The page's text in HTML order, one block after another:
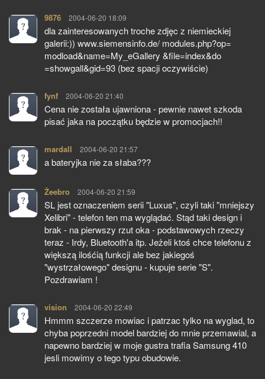
9876 pisze:
2004-06-20 18:09
dla zainteresowanych troche zdjęc z niemieckiej
galerii:)) www.siemensinfo.de/ modules.php?op=
modload&name=My_eGallery &file=index&do
=showgall&gid=93 (bez spacji oczywiście)
fynf pisze:
2004-06-20 21:40
Cena nie została ujawniona - pewnie nawet szkoda
pisać jaka na początku będzie w promocjach!!
mardall pisze:
2004-06-20 21:57
a bateryjka nie za słaba???
Żeebro pisze:
2004-06-20 21:59
SL jest oznaczeniem serii "Luxus", czyli taki "mniejszy
Xelibri" - telefon ten ma wyglądać. Stąd taki design i
brak - na pierwszy rzut oka - podstawowych rzeczy
teraz - Irdy, Bluetooth'a itp. Jeżeli ktoś chce telefonu z
większą ilośćią funkcji ale bez jakiegoś
"wystrzałowego" designu - kupuje serie "S".
Pozdrawiam !
vision pisze:
2004-06-20 22:49
Hmmm szczerze mowiac i patrzac tylko na wyglad, to
chyba poprzedni model bardziej do mnie przemawial, a
napewno bardziej w moje gustra trafia Samsung 410
jesli mowimy o tego typu obudowie.